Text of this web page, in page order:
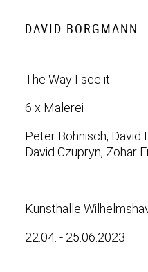
DAVID BORGMANN
The Way I see it
6 x Malerei
Peter Böhnisch, David
David Czupryn, Zohar
Kunsthalle
22.04. - 25.06.2023